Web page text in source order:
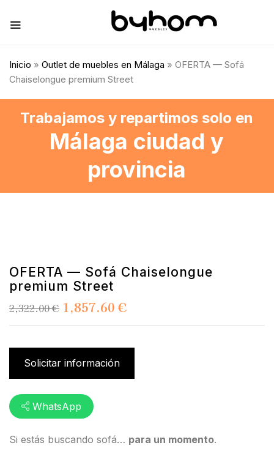
Inicio » Outlet de muebles en Málaga » OFERTA — Sofá
Chaiselongue premium Street
Trabajamos y repartimos solo en
Málaga ciudad y
provincia
OFERTA — Sofá Chaiselongue
premium Street
2,322.00€ 1,857.60 €
Si estás buscando sofá… para un momento.
Solicitar información
WhatsApp